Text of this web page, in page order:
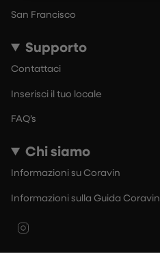
San Francisco
Supporto
Contattaci
Inserisci il tuo locale
FAQ’s
Chi siamo
Informazioni su Coravin
Informazioni sulla Guida Coravin